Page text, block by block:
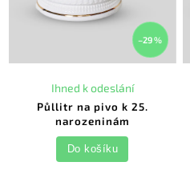
–29 %
Půllitr na pivo k 25.
narozeninám
Ihned k odeslání
Do košíku